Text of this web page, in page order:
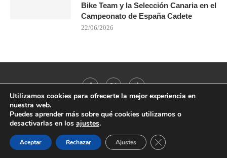
Bike Team y la Selección Canaria en el
Campeonato de España Cadete
22/06/2026
@2021 - All Right Reserved. Designed and Developed by
BACK TO TOP
Utilizamos cookies para ofrecerte la mejor experiencia en
nuestra web.
Puedes aprender más sobre qué cookies utilizamos o
desactivarlas en los ajustes.
Aceptar Rechazar Ajustes CERRAR EL